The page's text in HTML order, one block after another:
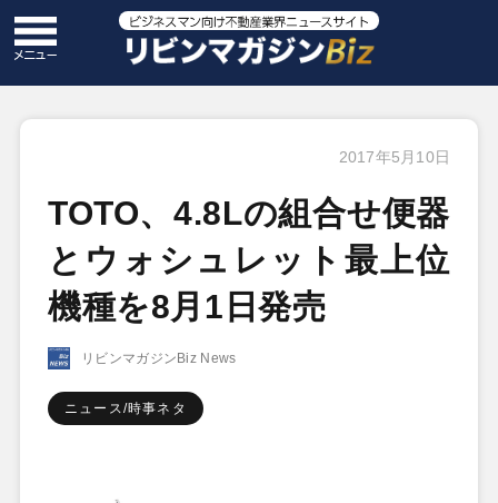
2017年5月10日
TOTO、4.8Lの組合せ便器
とウォシュレット最上位
機種を8月1日発売
リビンマガジンBiz News
ニュース/時事ネタ